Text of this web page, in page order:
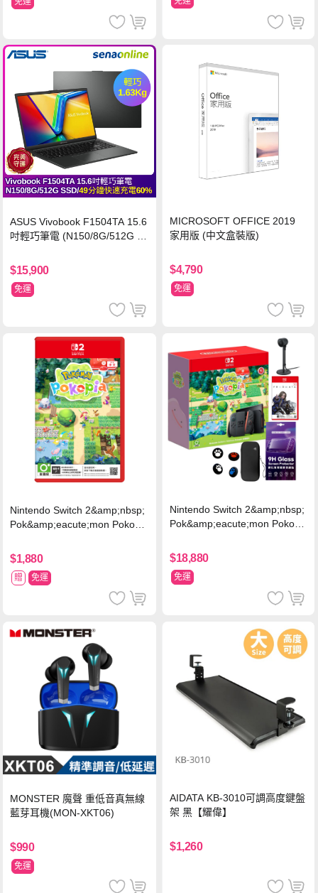
ASUS Vivobook F1504TA 15.6
吋輕巧筆電 (N150/8G/512G S
$15,900
免運
MICROSOFT OFFICE 2019
家用版 (中文盒裝版)
$4,790
免運
Nintendo Switch 2&amp;nbsp;
Pok&amp;eacute;mon Pokopia
$1,880
贈 免運
Nintendo Switch 2&amp;nbsp;
Pok&amp;eacute;mon Pokopi
影機+人機迷網
$18,880
免運
MONSTER 魔聲 重低音真無線
藍芽耳機(MON-XKT06)
$990
免運
AIDATA KB-3010可調高度鍵盤
架 黑【耀偉】
$1,260